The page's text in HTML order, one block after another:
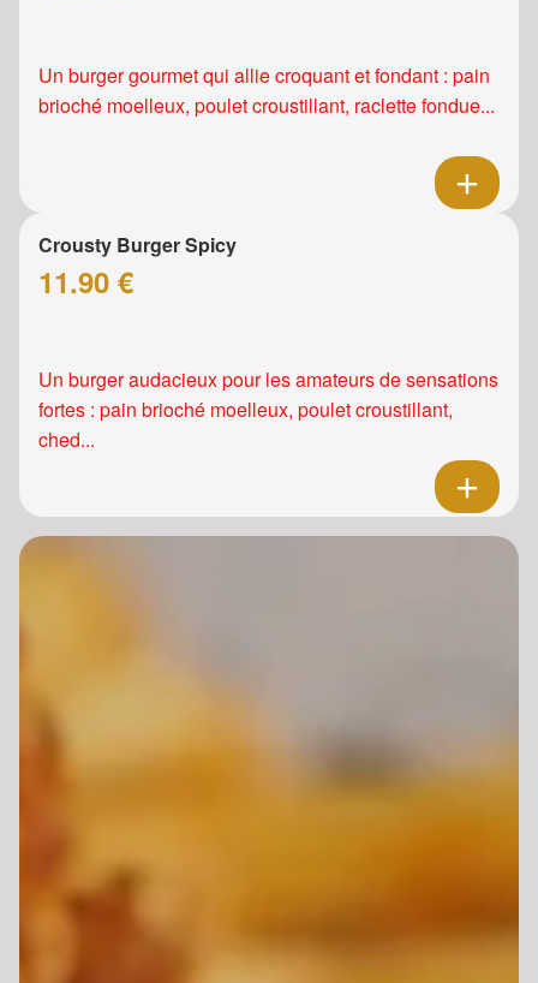
Un burger gourmet qui allie croquant et fondant : pain
brioché moelleux, poulet croustillant, raclette fondue...
Crousty Burger Spicy
11.90 €
Un burger audacieux pour les amateurs de sensations
fortes : pain brioché moelleux, poulet croustillant,
ched...